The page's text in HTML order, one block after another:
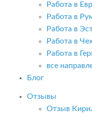
Работа в
Работа в
Работа в
Работа в
Работа в
все
Блог
Отзывы
Отзыв